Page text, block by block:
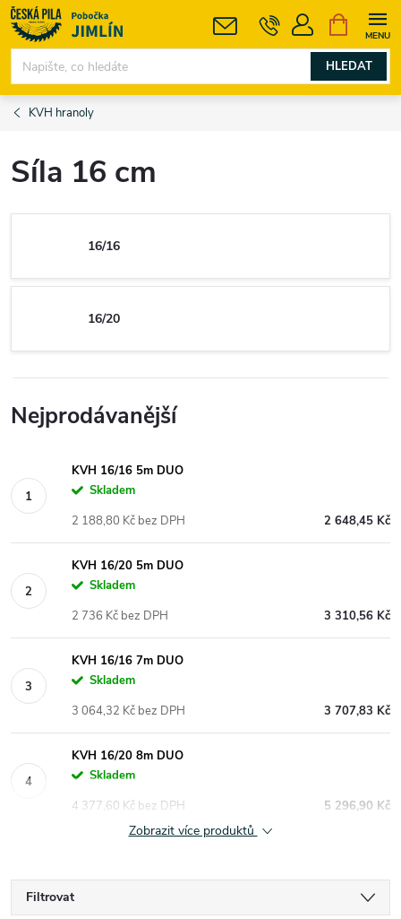
Přejít
na
obsah
HLEDAT
NÁKUPNÍ
KOŠÍK
KVH hranoly
Síla 16 cm
16/16
16/20
Nejprodávanější
KVH 16/16 5m DUO
Skladem
2 648,45 Kč
2 188,80 Kč bez DPH
KVH 16/20 5m DUO
Skladem
3 310,56 Kč
2 736 Kč bez DPH
KVH 16/16 7m DUO
Skladem
3 707,83 Kč
3 064,32 Kč bez DPH
KVH 16/20 8m DUO
Skladem
5 296,90 Kč
4 377,60 Kč bez DPH
Zobrazit více produktů
Filtrovat